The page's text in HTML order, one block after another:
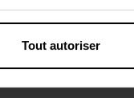
Tout autoriser